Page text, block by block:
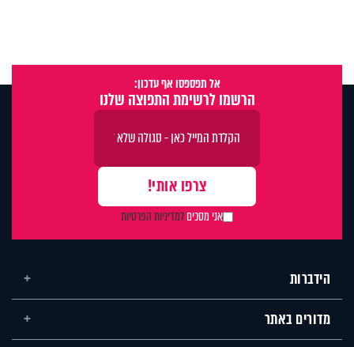
אל תפספסו אף עדכון:
הרשמו לרשימת התפוצה שלנו
אני מסכיםלמדיניות הפרטיות
הידברות
מדורים באתר